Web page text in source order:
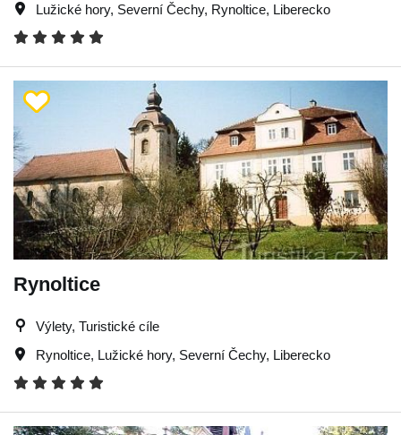
Lužické hory, Severní Čechy, Rynoltice, Liberecko
Rynoltice
Výlety, Turistické cíle
Rynoltice, Lužické hory, Severní Čechy, Liberecko